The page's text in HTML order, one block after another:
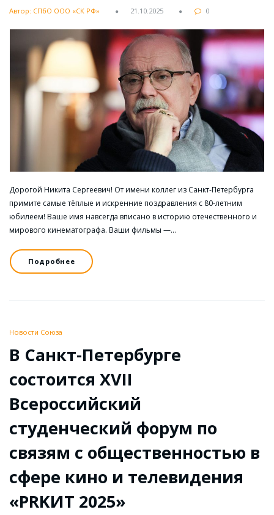
Автор: СПбО ООО «СК РФ» 21.10.2025 0
Дорогой Никита Сергеевич! От имени коллег из Санкт-Петербурга
примите самые тёплые и искренние поздравления с 80-летним
юбилеем! Ваше имя навсегда вписано в историю отечественного и
мирового кинематографа. Ваши фильмы —…
Подробнее
Новости Союза
В Санкт-Петербурге
состоится XVII
Всероссийский
студенческий форум по
связям с общественностью в
сфере кино и телевидения
«PRKИT 2025»